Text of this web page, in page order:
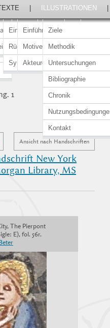
Einführung
Rückert-Ausgabe
Synopsen
ILLUSTRATIONEN
Einführung
Motive
Akteure
Ziele
Methodik
Untersuchungen
Bibliographie
Chronik
Kontakt
1
Ansicht nach Handschriften
New York
Library, MS
The Pierpont
E), fol. 56r.